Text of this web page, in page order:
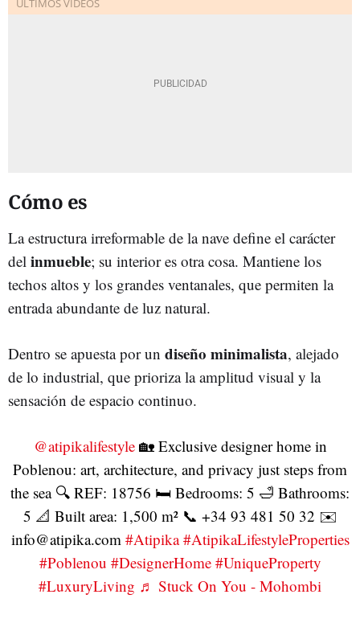
Cómo es
La estructura irreformable de la nave define el carácter
del inmueble; su interior es otra cosa. Mantiene los
techos altos y los grandes ventanales, que permiten la
entrada abundante de luz natural.
Dentro se apuesta por un diseño minimalista, alejado
de lo industrial, que prioriza la amplitud visual y la
sensación de espacio continuo.
@atipikalifestyle🏡 Exclusive designer home in
Poblenou: art, architecture, and privacy just steps from
the sea 🔍 REF: 18756 🛏 Bedrooms: 5 🛁 Bathrooms:
5 📐 Built area: 1,500 m² 📞 +34 93 481 50 32 ✉️
info@atipika.com #Atipika #AtipikaLifestyleProperties
#Poblenou #DesignerHome #UniqueProperty
#LuxuryLiving ♬ Stuck On You - Mohombi